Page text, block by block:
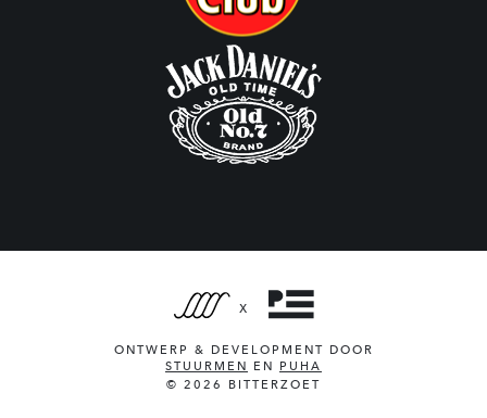
X
ONTWERP & DEVELOPMENT DOOR
STUURMEN
EN
PUHA
© 2026 BITTERZOET